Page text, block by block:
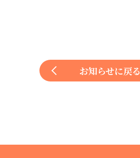
お知らせに戻る